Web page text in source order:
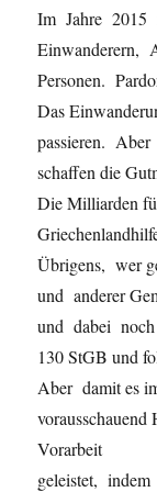
Im Jahre 2015
Einwanderern,
Personen.
Das
passieren.
schaffen die
Die Milliarden
Übrigens, wer
und anderer
und dabei
130 StGB und
Aber damit es
Vorarbeit
geleistet,